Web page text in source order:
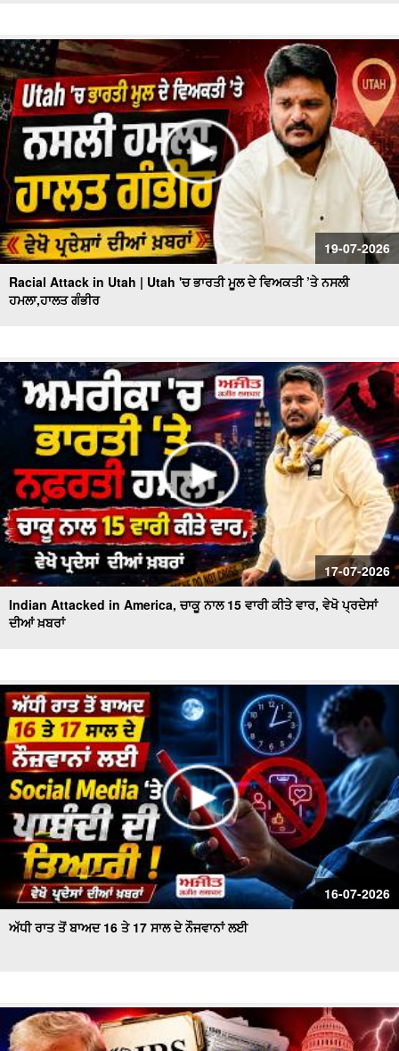
19-07-2026
Racial Attack in Utah | Utah 'ਚ ਭਾਰਤੀ ਮੂਲ ਦੇ ਵਿਅਕਤੀ ’ਤੇ ਨਸਲੀ
ਹਮਲਾ,ਹਾਲਤ ਗੰਭੀਰ
17-07-2026
Indian Attacked in America, ਚਾਕੂ ਨਾਲ 15 ਵਾਰੀ ਕੀਤੇ ਵਾਰ, ਵੇਖੋ ਪ੍ਰਦੇਸਾਂ
ਦੀਆਂ ਖ਼ਬਰਾਂ
16-07-2026
ਅੱਧੀ ਰਾਤ ਤੋਂ ਬਾਅਦ 16 ਤੇ 17 ਸਾਲ ਦੇ ਨੌਜਵਾਨਾਂ ਲਈ